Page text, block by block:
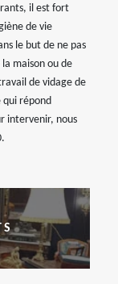
il est fort
de vie
le but de ne pas
maison ou de
de vidage de
qui répond
intervenir, nous